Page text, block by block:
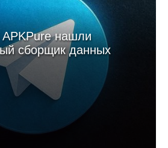
APKPure нашли
сборщик данных